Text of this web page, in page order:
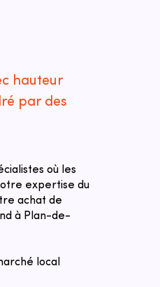
hauteur
par des
où les
expertise du
achat de
à Plan-de-
local